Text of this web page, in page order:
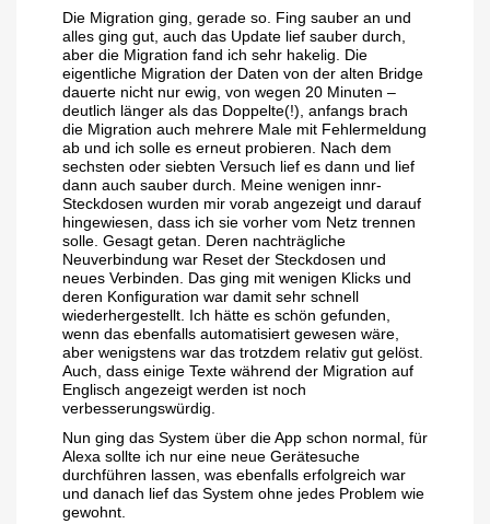
Die Migration ging, gerade so. Fing sauber an und
alles ging gut, auch das Update lief sauber durch,
aber die Migration fand ich sehr hakelig. Die
eigentliche Migration der Daten von der alten Bridge
dauerte nicht nur ewig, von wegen 20 Minuten –
deutlich länger als das Doppelte(!), anfangs brach
die Migration auch mehrere Male mit Fehlermeldung
ab und ich solle es erneut probieren. Nach dem
sechsten oder siebten Versuch lief es dann und lief
dann auch sauber durch. Meine wenigen innr-
Steckdosen wurden mir vorab angezeigt und darauf
hingewiesen, dass ich sie vorher vom Netz trennen
solle. Gesagt getan. Deren nachträgliche
Neuverbindung war Reset der Steckdosen und
neues Verbinden. Das ging mit wenigen Klicks und
deren Konfiguration war damit sehr schnell
wiederhergestellt. Ich hätte es schön gefunden,
wenn das ebenfalls automatisiert gewesen wäre,
aber wenigstens war das trotzdem relativ gut gelöst.
Auch, dass einige Texte während der Migration auf
Englisch angezeigt werden ist noch
verbesserungswürdig.
Nun ging das System über die App schon normal, für
Alexa sollte ich nur eine neue Gerätesuche
durchführen lassen, was ebenfalls erfolgreich war
und danach lief das System ohne jedes Problem wie
gewohnt.